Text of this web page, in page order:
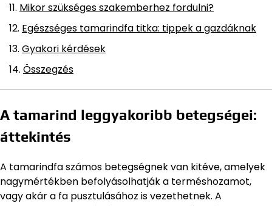
Mikor szükséges szakemberhez fordulni?
Egészséges tamarindfa titka: tippek a gazdáknak
Gyakori kérdések
Összegzés
A tamarind leggyakoribb betegségei:
áttekintés
A tamarindfa számos betegségnek van kitéve, amelyek
nagymértékben befolyásolhatják a terméshozamot,
vagy akár a fa pusztulásához is vezethetnek. A